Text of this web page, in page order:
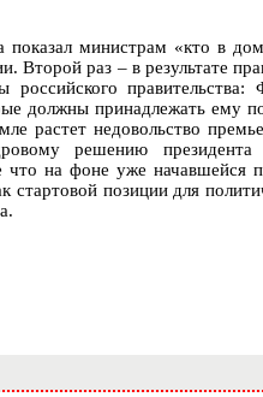
министрам «кто в
Второй раз – в результате
российского
должны принадлежать ему
растет недовольство
решению
что на фоне уже начавшейся
стартовой позиции для